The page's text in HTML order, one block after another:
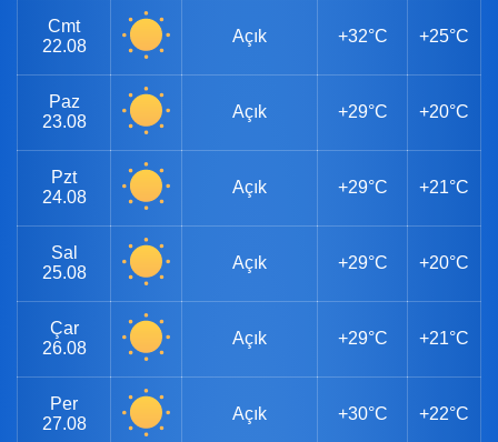
Cmt
22.08
Açık +32°C +25°C
Paz
23.08
Açık +29°C +20°C
Pzt
24.08
Açık +29°C +21°C
Sal
25.08
Açık +29°C +20°C
Çar
26.08
Açık +29°C +21°C
Per
27.08
Açık +30°C +22°C